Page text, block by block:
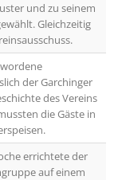
und zu seinem
Gleichzeitig
der Garchinger
des Vereins
die Gäste in
errichtete der
auf einem